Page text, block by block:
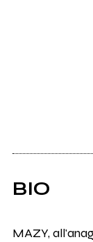
BIO
MAZY,